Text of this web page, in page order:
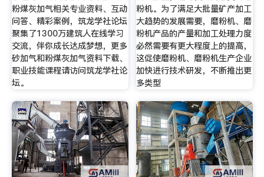
粉煤灰加气相关专业资料、互动
问答、精彩案例，筑龙学社论坛
聚集了1300万建筑人在线学习
交流，伴你成长达成梦想，更多
砂加气和粉煤灰加气资料下载、
职业技能课程请访问筑龙学社论
坛。
粉机。为了满足大批量矿产加工
大趋势的发展需要，磨粉机、磨
粉机产品的产量和加工处理力度
必然需要有更大程度上的提高，
这促使磨粉机、磨粉机生产企业
加快进行技术研发，不断推出更
多类型